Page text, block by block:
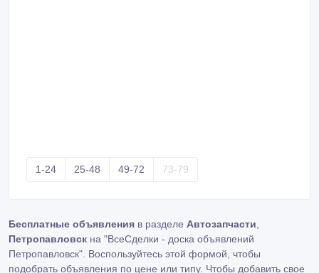
1-24 25-48 49-72 73-79
Бесплатные объявления в разделе Автозапчасти
Петропавловск на "ВсеСделки - доска объявлений
Петропавловск". Воспользуйтесь этой формой, чтобы
подобрать объявления по цене или типу. Чтобы добавить свое